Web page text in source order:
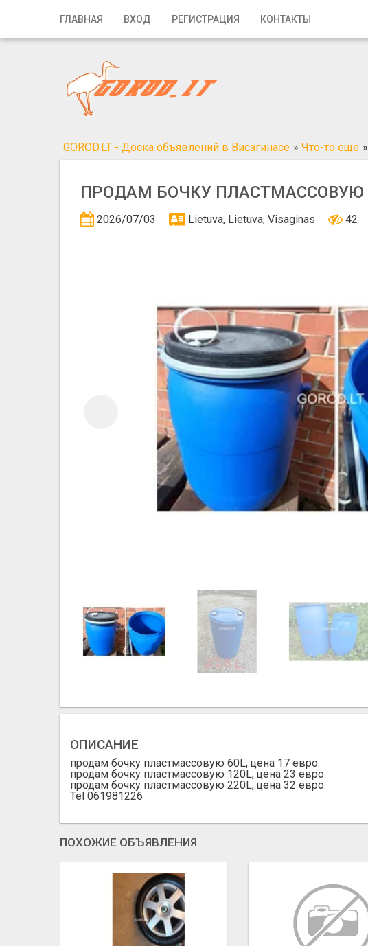
ГЛАВНАЯ ВХОД РЕГИСТРАЦИЯ КОНТАКТЫ
Главная
Регистрация
Добавить объявление
GOROD.LT - Доска объявлений в Висагинасе » Что-то еще »
ПРОДАМ БОЧКУ ПЛАСТМАССОВУЮ
2026/07/03 Lietuva, Lietuva, Visaginas 42
ОПИСАНИЕ
продам бочку пластмассовую 60L,.цена 17 евро.
продам бочку пластмассовую 120L,.цена 23 евро.
продам бочку пластмассовую 220L,.цена 32 евро.
Tel 061981226
ПОХОЖИЕ ОБЪЯВЛЕНИЯ